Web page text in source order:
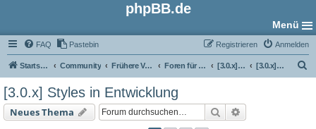
phpBB.de
Menü
FAQ Pastebin Anmelden
Registrieren
Startseite Community Frühere Versionen Foren für phpBB 3.0 [3.0.x] Style-Foren [3.0.x] Styles in Entwicklung
[3.0.x] Styles in Entwicklung
Neues Thema Suche